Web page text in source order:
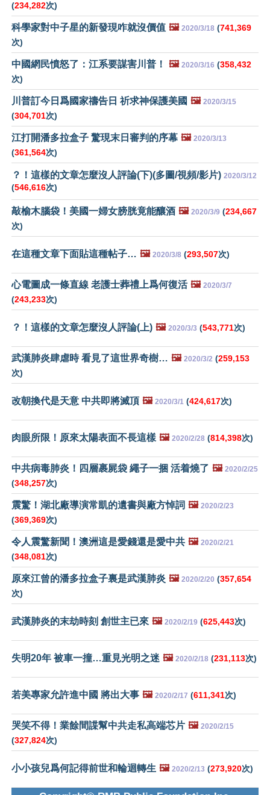
(234,282次)
科學家對中子星的新發現咋就沒價值 🖼️ 2020/3/18 (741,369
次)
中國網民憤怒了：江系要謀害川普！ 🖼️ 2020/3/16 (358,432
次)
川普訂今日爲國家禱告日 祈求神保護美國 🖼️ 2020/3/15
(304,701次)
江打開潘多拉盒子 驚現末日審判的序幕 🖼️ 2020/3/13
(361,564次)
？！這樣的文章怎麼沒人評論(下)(多圖/視頻/影片) 2020/3/12
(546,616次)
敲榆木腦袋！美國一婦女膀胱竟能釀酒 🖼️ 2020/3/9 (234,667
次)
在這種文章下面貼這種帖子… 🖼️ 2020/3/8 (293,507次)
心電圖成一條直線 老護士葬禮上爲何復活 🖼️ 2020/3/7
(243,233次)
？！這樣的文章怎麼沒人評論(上) 🖼️ 2020/3/3 (543,771次)
武漢肺炎肆虐時 看見了這世界奇樹… 🖼️ 2020/3/2 (259,153
次)
改朝換代是天意 中共即將滅頂 🖼️ 2020/3/1 (424,617次)
肉眼所限！原來太陽表面不長這樣 🖼️ 2020/2/28 (814,398次)
中共病毒肺炎！四層裹屍袋 繩子一捆 活着燒了 🖼️ 2020/2/25
(348,257次)
震驚！湖北廠導演常凱的遺書與廠方悼詞 🖼️ 2020/2/23
(369,369次)
令人震驚新聞！澳洲這是愛錢還是愛中共 🖼️ 2020/2/21
(348,081次)
原來江曾的潘多拉盒子裏是武漢肺炎 🖼️ 2020/2/20 (357,654
次)
武漢肺炎的末劫時刻 創世主已來 🖼️ 2020/2/19 (625,443次)
失明20年 被車一撞…重見光明之迷 🖼️ 2020/2/18 (231,113次)
若美專家允許進中國 將出大事 🖼️ 2020/2/17 (611,341次)
哭笑不得！業餘間諜幫中共走私高端芯片 🖼️ 2020/2/15
(327,824次)
小小孩兒爲何記得前世和輪迴轉生 🖼️ 2020/2/13 (273,920次)